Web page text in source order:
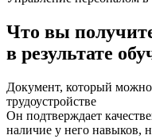
Что вы
в результате
Документ, который
трудоустройстве
Он подтверждает
наличие у него навыков,